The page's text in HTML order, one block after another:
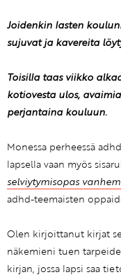
Joidenkin lasten
sujuvat ja kavereita
Toisilla taas viikko
kotiovesta ulos,
perjantaina kouluun.
Monessa perheessä
lapsella vaan myös
selviytymisopas
adhd-teemaisten
Olen kirjoittanut kirjat
näkemieni tuen
kirjan, jossa lapsi saa